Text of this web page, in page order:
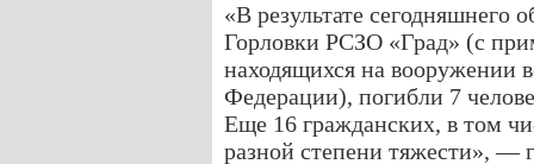
«В результате сегодняшнего
Горловки РСЗО «Град» (с
находящихся на вооружении
Федерации), погибли 7
Еще 16 гражданских, в том
разной степени тяжести», —